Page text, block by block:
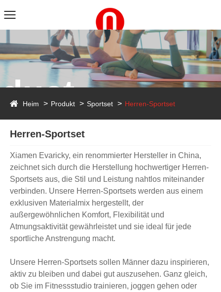
Heim Produkt Sportset Herren-Sportset
Herren-Sportset
Xiamen Evaricky, ein renommierter Hersteller in China,
zeichnet sich durch die Herstellung hochwertiger Herren-
Sportsets aus, die Stil und Leistung nahtlos miteinander
verbinden. Unsere Herren-Sportsets werden aus einem
exklusiven Materialmix hergestellt, der
außergewöhnlichen Komfort, Flexibilität und
Atmungsaktivität gewährleistet und sie ideal für jede
sportliche Anstrengung macht.
Unsere Herren-Sportsets sollen Männer dazu inspirieren,
aktiv zu bleiben und dabei gut auszusehen. Ganz gleich,
ob Sie im Fitnessstudio trainieren, joggen gehen oder